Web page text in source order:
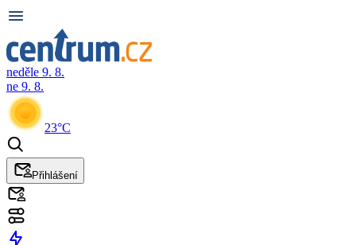
neděle 9. 8.
ne 9. 8.
23°C
Přihlášení